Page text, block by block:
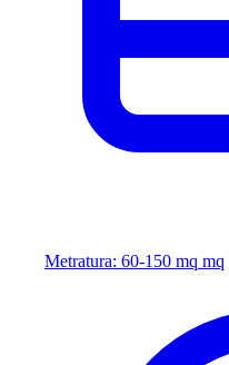
Metratura: 60-150 mq mq